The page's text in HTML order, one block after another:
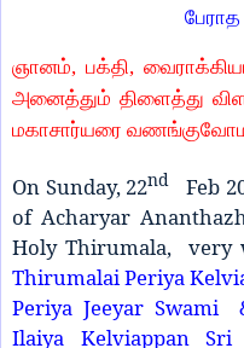
ஞானம், பக்தி,
அனைத்தும் திளைத்து
மகாசார்யரை
On Sunday, 22nd Feb
of Acharyar
Holy Thirumala,
Thirumalai Periya
Periya Jeeyar
Ilaiya Kelviappan Sri